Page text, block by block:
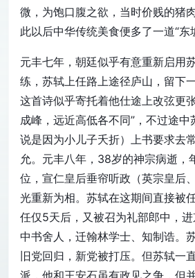
微，为饱口腹之欲，当时价贱的猪
此以后中华传统美食便多了一道“东
元丰七年，朝廷似乎有意重新启用
练，苏轼上任路上途径庐山，留下
这首诗似乎寄托着他仕途上改弦更
成峰，远近高低各不同”，不过途
说是因为小儿子夭折）上书要求去
允。元丰八年，38岁的神宗病逝，
位，宣仁皇后垂帘听政（英宗皇后
光重新为相。苏轼在这期间直接被
任仅5天后，又被召为礼部郎中，
中书舍人，迁翰林学士、知制诰。
旧党回归，新党被打压。但苏轼一
派，他和王安石虽有政见之争，但